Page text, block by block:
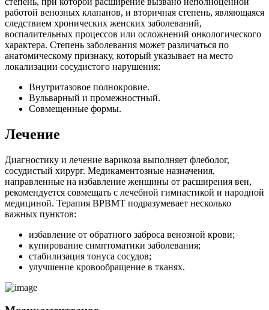
работой венозных клапанов, и вторичная степень, являющаяся
следствием хронических женских заболеваний,
воспалительных процессов или осложнений онкологического
характера. Степень заболевания может различаться по
анатомическому признаку, который указывает на место
локализации сосудистого нарушения:
Внутритазовое полнокровие.
Вульварный и промежностный.
Совмещенные формы.
Лечение
Диагностику и лечение варикоза выполняет флеболог,
сосудистый хирург. Медикаментозные назначения,
направленные на избавление женщины от расширения вен,
рекомендуется совмещать с лечебной гимнастикой и народной
медициной. Терапия ВРВМТ подразумевает несколько
важных пунктов:
избавление от обратного заброса венозной крови;
купирование симптоматики заболевания;
стабилизация тонуса сосудов;
улучшение кровообращение в тканях.